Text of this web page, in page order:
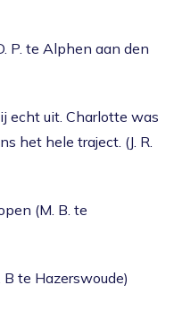
P. te Alphen aan den
echt uit. Charlotte was
het hele traject. (J. R.
(M. B. te
te Hazerswoude)